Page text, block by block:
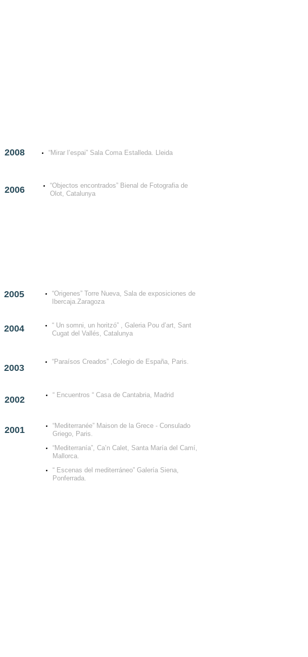
“Mirar l’espai” Sala Coma Estalleda. Lleida
2008
“Objectos encontrados” Bienal de Fotografia de
Olot, Catalunya
2006
“Origenes” Torre Nueva, Sala de exposiciones de
Ibercaja.Zaragoza
2005
2004
“ Un somni, un horitzó” , Galeria Pou d’art, Sant
Cugat del Vallés, Catalunya
“Paraísos Creados” ,Colegio de España, Paris.
2003
“ Encuentros “ Casa de Cantabria, Madrid
2002
“Mediterranée” Maison de la Grece - Consulado
Griego, Paris.
“Mediterranía”, Ca’n Calet, Santa María del Camí,
Mallorca.
“ Escenas del mediterráneo” Galería Siena,
Ponferrada.
2001